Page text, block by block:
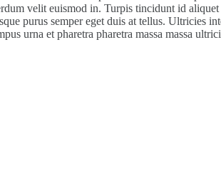
velit euismod in. Turpis tincidunt id
purus semper eget duis at tellus. Ultricies
urna et pharetra pharetra massa massa